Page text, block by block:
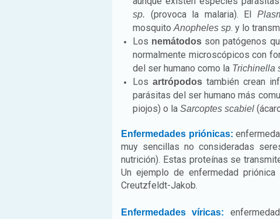
sp.
(provoca la malaria). El
mosquitoAnopheles sp. y lo
Los nemátodos son patógenos
normalmente microscópicos con
del ser humano como la Trichinella
Los artrópodos también crean
parásitas del ser humano más
piojos) o la Sarcoptes scabiel
Enfermedades priónicas:
muy sencillas no consideradas
nutrición). Estas proteínas se
Un ejemplo de enfermedad
Creutzfeldt-Jakob.
Enfermedades víricas: